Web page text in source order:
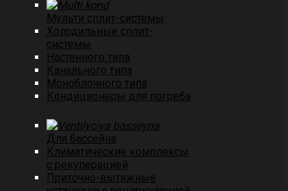
Мульти сплит-системы
Холодильные сплит-
системы
Настенного типа
Канального типа
Моноблочного типа
Кондиционеры для погреба
Для бассейна
Климатические комплексы
с рекуперацией
Приточно-вытяжные